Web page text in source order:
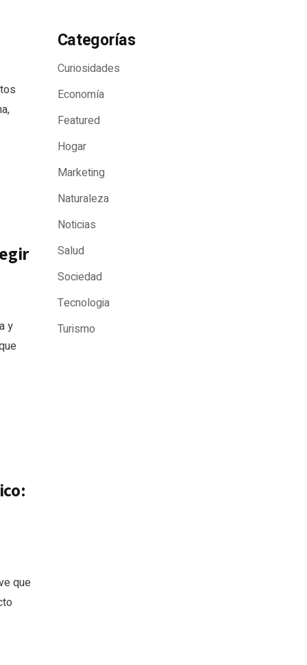
y
que
Categorías
Curiosidades
Economía
Featured
Hogar
Marketing
Naturaleza
Noticias
Salud
Sociedad
Tecnologia
Turismo